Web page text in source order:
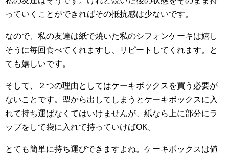
っていくことができればその抵抗感は少ないです。
なので、私の友達は紙で焼いた私のシフォンケーキは嬉し
そうに毎回食べてくれますし、リピートしてくれます。と
ても嬉しいです。
そして、２つの理由としてはケーキボックスを買う必要が
ないことです。型から出してしまうとケーキボックスに入
れて持ち運ばなくてはいけませんが、紙なら上に部分にラ
ップをして袋に入れて持っていけばOK。
とても簡単に持ち運びできますよね。ケーキボックスは値